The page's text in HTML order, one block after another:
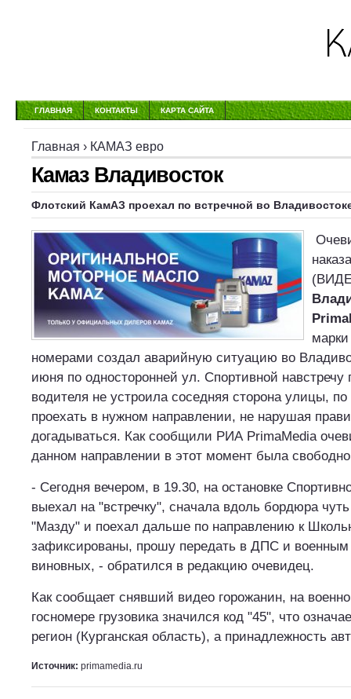
ГЛАВНАЯ КОНТАКТЫ КАРТА САЙТА
Главная › КАМАЗ евро
Камаз Владивосток
Флотский КамАЗ проехал по встречной во
номерами создал аварийную ситуацию во
июня по односторонней ул. Спортивной навстречу
водителя не устроила соседняя сторона улицы,
проехать в нужном направлении, не нарушая
догадываться. Как сообщили РИА PrimaMedia
данном направлении в этот момент была
- Сегодня вечером, в 19.30, на остановке
выехал на "встречку", сначала вдоль бордюра
"Мазду" и поехал дальше по направлению к
зафиксированы, прошу передать в ДПС и военным
виновных, - обратился в редакцию очевидец.
Как сообщает снявший видео горожанин, на
госномере грузовика значился код "45", что
регион (Курганская область), а принадлежность
Источник: primamedia.ru